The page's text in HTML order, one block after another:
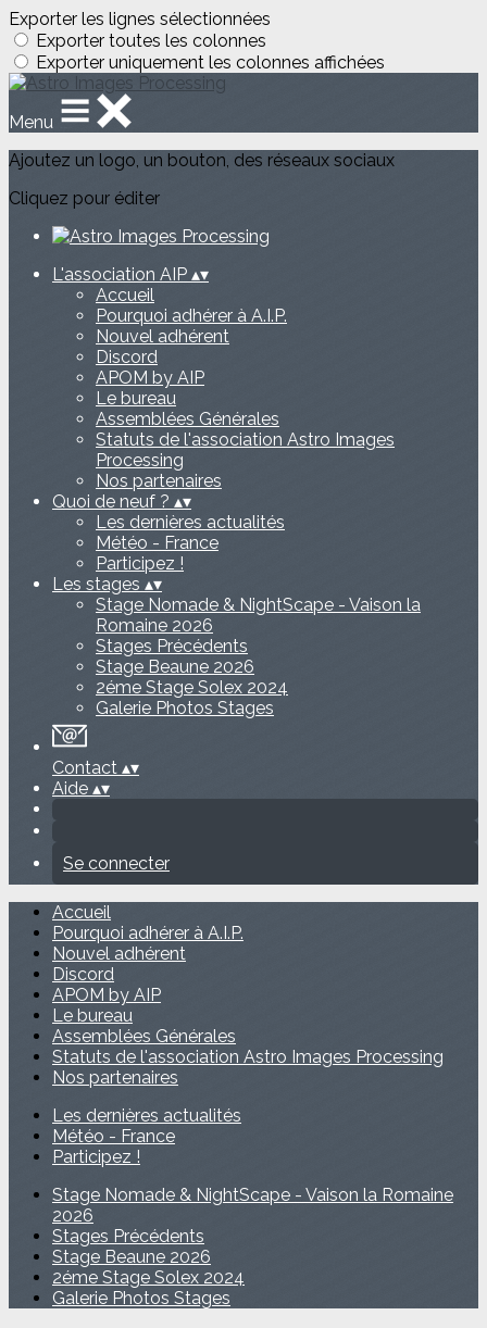
Exporter les lignes sélectionnées
Exporter toutes les colonnes
Exporter uniquement les colonnes affichées
Menu
Ajoutez un logo, un bouton, des réseaux sociaux
Cliquez pour éditer
L'association AIP ▴▾
Accueil
Pourquoi adhérer à A.I.P.
Nouvel adhérent
Discord
APOM by AIP
Le bureau
Assemblées Générales
Statuts de l'association Astro Images
Processing
Nos partenaires
Quoi de neuf ? ▴▾
Les dernières actualités
Météo - France
Participez !
Les stages ▴▾
Stage Nomade & NightScape - Vaison la
Romaine 2026
Stages Précédents
Stage Beaune 2026
2éme Stage Solex 2024
Galerie Photos Stages
Contact ▴▾
Aide ▴▾
Se connecter
Accueil
Pourquoi adhérer à A.I.P.
Nouvel adhérent
Discord
APOM by AIP
Le bureau
Assemblées Générales
Statuts de l'association Astro Images Processing
Nos partenaires
Les dernières actualités
Météo - France
Participez !
Stage Nomade & NightScape - Vaison la Romaine
2026
Stages Précédents
Stage Beaune 2026
2éme Stage Solex 2024
Galerie Photos Stages